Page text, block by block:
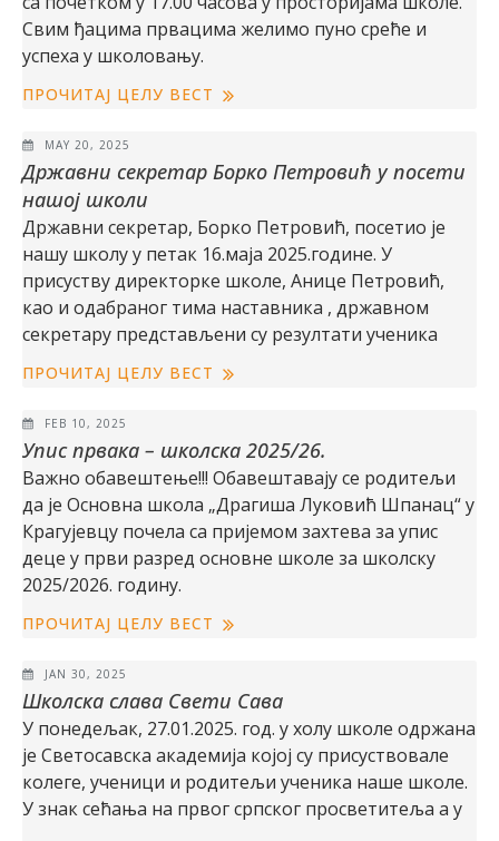
Свим ђацима првацима желимо пуно среће и
успеха у школовању.
ПРОЧИТАЈ ЦЕЛУ ВЕСТ
MAY 20, 2025
Државни секретар Борко Петровић у посети
нашој школи
Државни секретар, Борко Петровић, посетио је
нашу школу у петак 16.маја 2025.године. У
присуству директорке школе, Анице Петровић,
као и одабраног тима наставника , државном
секретару представљени су резултати ученика
ПРОЧИТАЈ ЦЕЛУ ВЕСТ
FEB 10, 2025
Упис првака – школска 2025/26.
Важно обавештење!!! Обавештавају се родитељи
да је Основна школа „Драгиша Луковић Шпанац“ у
Крагујевцу почела са пријемом захтева за упис
деце у први разред основне школе за школску
2025/2026. годину.
ПРОЧИТАЈ ЦЕЛУ ВЕСТ
JAN 30, 2025
Школска слава Свети Сава
У понедељак, 27.01.2025. год. у холу школе одржана
је Светосавска академија којој су присуствовале
колеге, ученици и родитељи ученика наше школе.
У знак сећања на првог српског просветитеља а у